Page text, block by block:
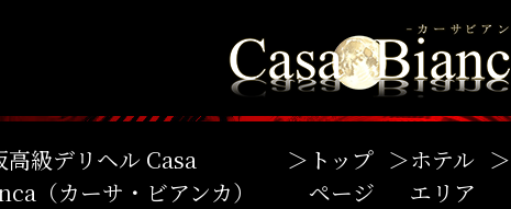
高級デリヘル Casa
（カーサ・ビアンカ）
＞ トップ
ページ
＞ホテル
エリア
＞